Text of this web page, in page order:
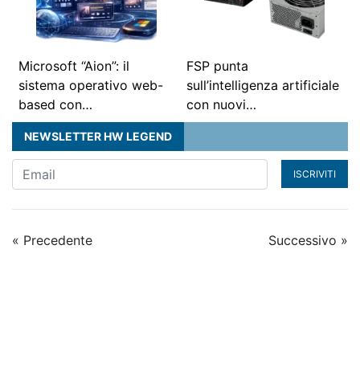
Microsoft “Aion”: il
sistema operativo web-
based con…
FSP punta
sull’intelligenza artificiale
con nuovi…
NEWSLETTER HW LEGEND
ISCRIVITI
« Precedente Successivo »